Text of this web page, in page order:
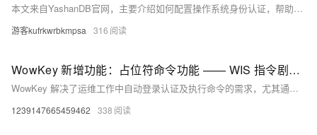
本文来自YashanDB官网，主要介绍如何配置操作系统身份认证，帮助数据库管理员便捷登录。功能由`yasdb_net.ini`文件中的`ENABLE_LOCAL_OSAUTH`参数控制，默认值为`on`。文章详细说明了开启、关闭及管理操作系统认证的步骤，包括创建或移除用户组YASDBA、修改配置文件以及验证认证功能等操作。相关认证方式可查阅[用户及认证]
游客kufrkwrbkmpsa 316
WowKey 新增功能：占位符命令功能 —— WIS 指令剧本是配置占位符命令，APT 帐号密码表中统一管理身份认证凭证
WowKey 解决了运维工作中自动登录认证及执行命令的需求，尤其通过“占位符命令功能”实现登录后安全执行带身份认证凭证的命令。此功能避免了敏感数据硬编码，利用 WISCK.ini 配置映射、WIS 剧本配置关键字、APT 文件管理凭证，确保命令执行的安全性与易维护性，适用于操作系统与应用级别多种场景。
1239147665459462 338